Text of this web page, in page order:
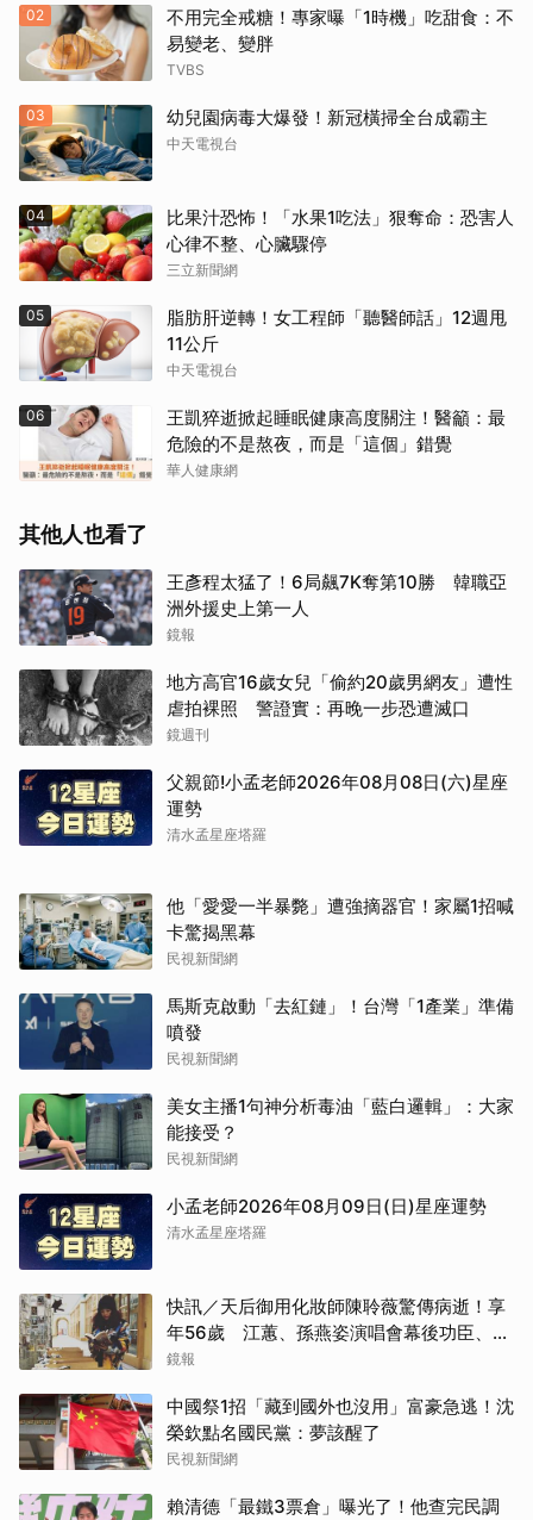
02
不用完全戒糖！專家曝「1時機」吃甜食：不
易變老、變胖
TVBS
03 幼兒園病毒大爆發！新冠橫掃全台成霸主
中天電視台
04
比果汁恐怖！「水果1吃法」狠奪命：恐害人
心律不整、心臟驟停
三立新聞網
05
脂肪肝逆轉！女工程師「聽醫師話」12週甩
11公斤
中天電視台
06
王凱猝逝掀起睡眠健康高度關注！醫籲：最
危險的不是熬夜，而是「這個」錯覺
華人健康網
其他人也看了
王彥程太猛了！6局飆7K奪第10勝 韓職亞
洲外援史上第一人
鏡報
地方高官16歲女兒「偷約20歲男網友」遭性
虐拍裸照 警證實：再晚一步恐遭滅口
鏡週刊
父親節!小孟老師2026年08月08日(六)星座
運勢
清水孟星座塔羅
他「愛愛一半暴斃」遭強摘器官！家屬1招喊
卡驚揭黑幕
民視新聞網
馬斯克啟動「去紅鏈」！台灣「1產業」準備
噴發
民視新聞網
美女主播1句神分析毒油「藍白邏輯」：大家
能接受？
民視新聞網
小孟老師2026年08月09日(日)星座運勢
清水孟星座塔羅
快訊／天后御用化妝師陳聆薇驚傳病逝！享
年56歲 江蕙、孫燕姿演唱會幕後功臣、蔡
健雅崩潰難接受
鏡報
中國祭1招「藏到國外也沒用」富豪急逃！沈
榮欽點名國民黨：夢該醒了
民視新聞網
賴清德「最鐵3票倉」曝光了！他查完民調